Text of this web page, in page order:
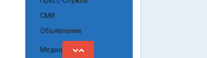
СМИ
Объявление
Медиа